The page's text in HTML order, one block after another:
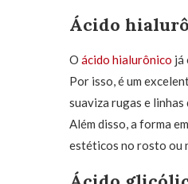
Ácido
O ácido hialurônico já
Por isso, é um
suaviza rugas e
Além disso, a forma
estéticos no rosto ou